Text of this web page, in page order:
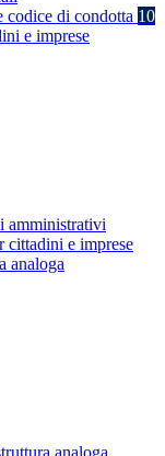
codice di condotta 10
e imprese
amministrativi
cittadini e imprese
analoga